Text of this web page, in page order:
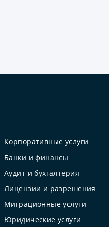
Корпоративные услуги
Банки и финансы
Аудит и бухгалтерия
Лицензии и разрешения
Миграционные услуги
Юридические услуги